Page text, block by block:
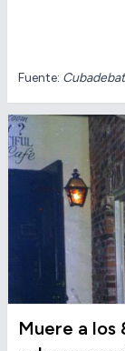
Fuente:
Muere a los